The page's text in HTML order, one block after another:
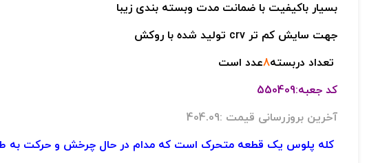
بسیار باکیفیت با ضمانت مدت وبسته بندی زیبا
جهت سایش کم تر crv تولید شده با روکش
تعداد دربسته8عدد است
کد جعبه:550409
آخرین بروزرسانی قیمت :404.09
کله پلوس یک قطعه متحرک است که مدام در حال چرخش و حرکت به طرف